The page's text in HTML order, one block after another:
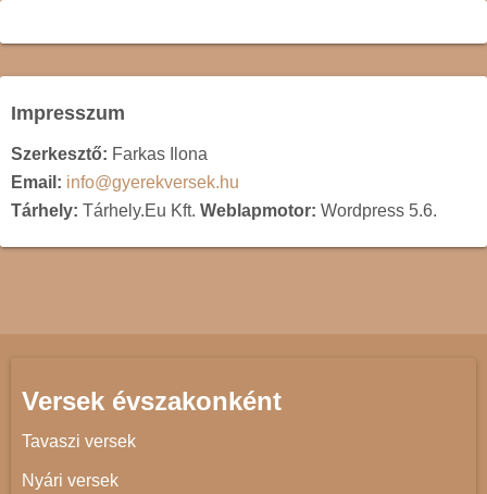
Impresszum
Szerkesztő: Farkas Ilona
Email: info@gyerekversek.hu
Tárhely: Tárhely.Eu Kft. Weblapmotor: Wordpress 5.6.
Versek évszakonként
Tavaszi versek
Nyári versek